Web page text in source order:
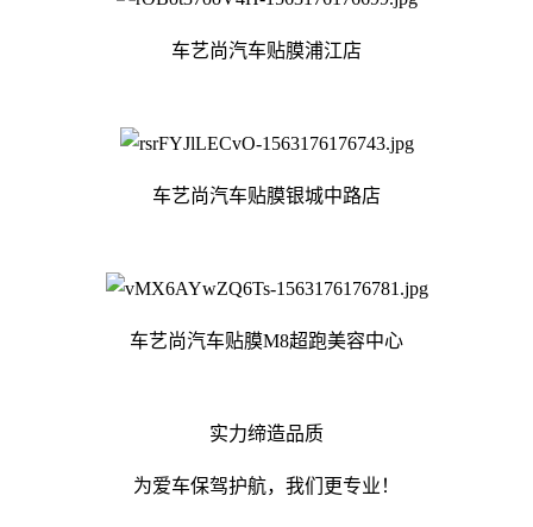
车艺尚汽车贴膜浦江店
车艺尚汽车贴膜银城中路店
车艺尚汽车贴膜M8超跑美容中心
实力缔造品质
为爱车保驾护航，我们更专业！